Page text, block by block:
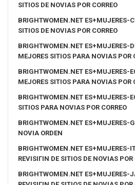
SITIOS DE NOVIAS POR CORREO
BRIGHTWOMEN.NET ES+MUJERES-
SITIOS DE NOVIAS POR CORREO
BRIGHTWOMEN.NET ES+MUJERES-
MEJORES SITIOS PARA NOVIAS POR
BRIGHTWOMEN.NET ES+MUJERES-
MEJORES SITIOS PARA NOVIAS POR
BRIGHTWOMEN.NET ES+MUJERES-
SITIOS PARA NOVIAS POR CORREO
BRIGHTWOMEN.NET ES+MUJERES-
NOVIA ORDEN
BRIGHTWOMEN.NET ES+MUJERES-
REVISIГІN DE SITIOS DE NOVIAS POR
BRIGHTWOMEN.NET ES+MUJERES-